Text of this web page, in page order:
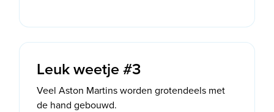
Leuk weetje #3
Veel Aston Martins worden grotendeels met
de hand gebouwd.